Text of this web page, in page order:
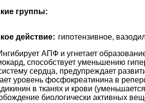
группы:
действие: гипотензивное,
АПФ и угнетает
способствует уменьшению
сердца, предупреждает
уровень фосфокреатинина в
в тканях и крови
биологически активных